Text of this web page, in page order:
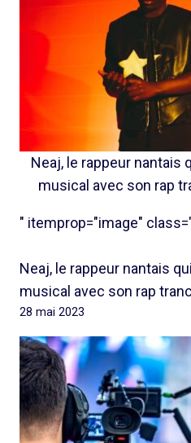
Neaj, le rappeur nantais
musical avec son rap
" itemprop="image"
Neaj, le rappeur nantais
musical avec son rap
28 mai 2023